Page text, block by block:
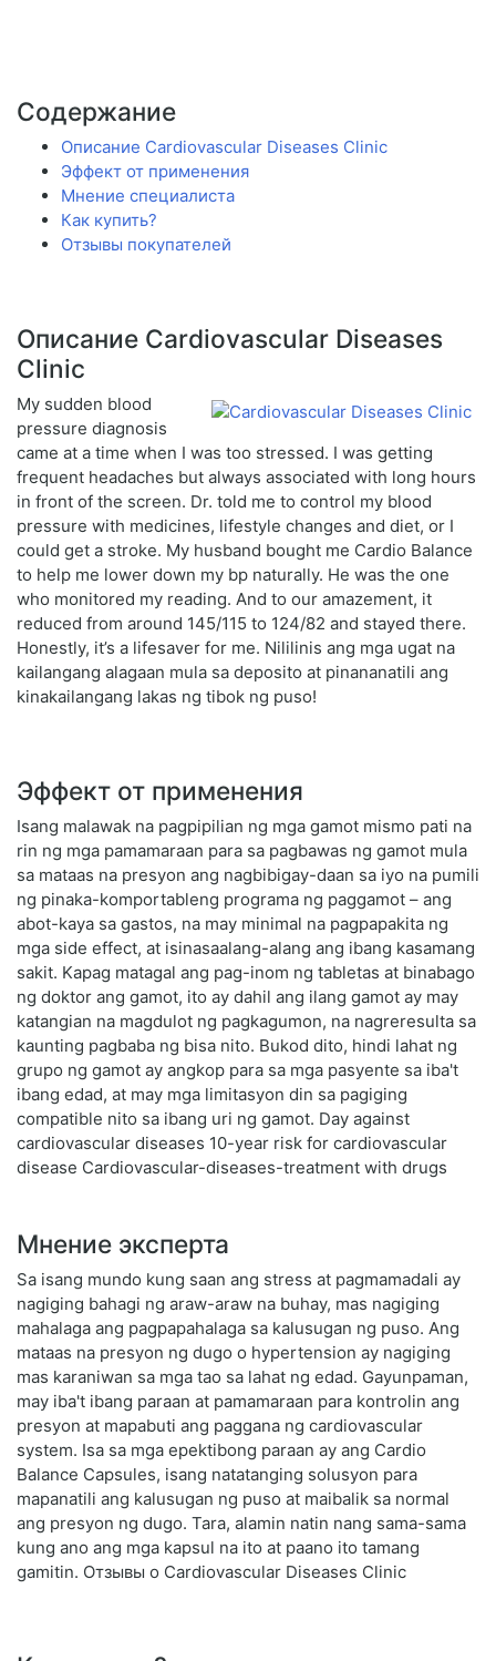
Содержание
Описание Cardiovascular Diseases Clinic
Эффект от применения
Мнение специалиста
Как купить?
Отзывы покупателей
Описание Cardiovascular Diseases
Clinic
My sudden blood
pressure diagnosis
came at a time when I was too stressed. I was getting
frequent headaches but always associated with long hours
in front of the screen. Dr. told me to control my blood
pressure with medicines, lifestyle changes and diet, or I
could get a stroke. My husband bought me Cardio Balance
to help me lower down my bp naturally. He was the one
who monitored my reading. And to our amazement, it
reduced from around 145/115 to 124/82 and stayed there.
Honestly, it’s a lifesaver for me. Nililinis ang mga ugat na
kailangang alagaan mula sa deposito at pinananatili ang
kinakailangang lakas ng tibok ng puso!
Эффект от применения
Isang malawak na pagpipilian ng mga gamot mismo pati na
rin ng mga pamamaraan para sa pagbawas ng gamot mula
sa mataas na presyon ang nagbibigay-daan sa iyo na pumili
ng pinaka-komportableng programa ng paggamot – ang
abot-kaya sa gastos, na may minimal na pagpapakita ng
mga side effect, at isinasaalang-alang ang ibang kasamang
sakit. Kapag matagal ang pag-inom ng tabletas at binabago
ng doktor ang gamot, ito ay dahil ang ilang gamot ay may
katangian na magdulot ng pagkagumon, na nagreresulta sa
kaunting pagbaba ng bisa nito. Bukod dito, hindi lahat ng
grupo ng gamot ay angkop para sa mga pasyente sa iba't
ibang edad, at may mga limitasyon din sa pagiging
compatible nito sa ibang uri ng gamot. Day against
cardiovascular diseases 10-year risk for cardiovascular
disease Cardiovascular-diseases-treatment with drugs
Мнение эксперта
Sa isang mundo kung saan ang stress at pagmamadali ay
nagiging bahagi ng araw-araw na buhay, mas nagiging
mahalaga ang pagpapahalaga sa kalusugan ng puso. Ang
mataas na presyon ng dugo o hypertension ay nagiging
mas karaniwan sa mga tao sa lahat ng edad. Gayunpaman,
may iba't ibang paraan at pamamaraan para kontrolin ang
presyon at mapabuti ang paggana ng cardiovascular
system. Isa sa mga epektibong paraan ay ang Cardio
Balance Capsules, isang natatanging solusyon para
mapanatili ang kalusugan ng puso at maibalik sa normal
ang presyon ng dugo. Tara, alamin natin nang sama-sama
kung ano ang mga kapsul na ito at paano ito tamang
gamitin. Отзывы о Cardiovascular Diseases Clinic